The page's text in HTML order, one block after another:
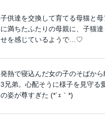
子供達を交換して育てる母猫と
に満ちたふたりの母親に、子猫
せを感じているようで…♡
発熱で寝込んだ女の子のそばか
3兄弟。心配そうに様子を見守る
の姿が尊すぎた (*´ｪ｀*)